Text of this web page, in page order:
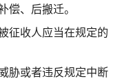
偿、后搬迁。
征收人应当在规定的
胁或者违反规定中断